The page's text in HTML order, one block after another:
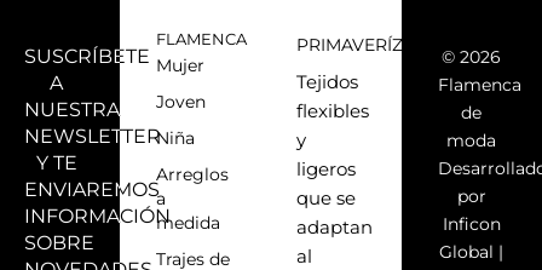
SUSCRÍBETE
A
NUESTRA
NEWSLETTER
Y TE
ENVIAREMOS
INFORMACIÓN
SOBRE
FLAMENCA
Mujer
Joven
Niña
Arreglos
a
medida
Trajes de
PRIMAVERÍZATE
Tejidos
flexibles
y
ligeros
que se
adaptan
al
© 2026
Flamenca
de
moda
por
Inficon
Global |